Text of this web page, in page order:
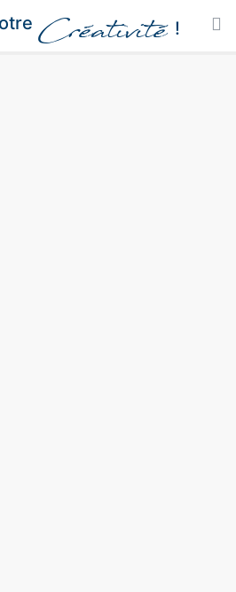
Créativité !